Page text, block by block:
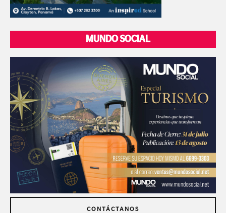
MUNDO SOCIAL
CONTÁCTANOS